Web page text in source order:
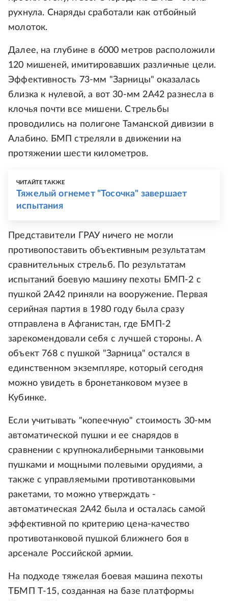
рухнула. Снаряды сработали как отбойный
молоток.
Далее, на глубине в 6000 метров расположили
120 мишеней, имитировавших различные цели.
Эффективность 73-мм "Зарницы" оказалась
близка к нулевой, а вот 30-мм 2А42 разнесла в
клочья почти все мишени. Стрельбы
проводились на полигоне Таманской дивизии в
Алабино. БМП стреляли в движении на
протяжении шести километров.
ЧИТАЙТЕ ТАКЖЕ
Тяжелый огнемет "Тосочка" завершает
испытания
Представители ГРАУ ничего не могли
противопоставить объективным результатам
сравнительных стрельб. По результатам
испытаний боевую машину пехоты БМП-2 с
пушкой 2А42 приняли на вооружение. Первая
серийная партия в 1980 году была сразу
отправлена в Афганистан, где БМП-2
зарекомендовали себя с лучшей стороны. А
объект 768 с пушкой "Зарница" остался в
единственном экземпляре, который сегодня
можно увидеть в бронетанковом музее в
Кубинке.
Если учитывать "копеечную" стоимость 30-мм
автоматической пушки и ее снарядов в
сравнении с крупнокалиберными танковыми
пушками и мощными полевыми орудиями, а
также с управляемыми противотанковыми
ракетами, то можно утверждать -
автоматическая 2А42 была и осталась самой
эффективной по критерию цена-качество
противотанковой пушкой ближнего боя в
арсенале Российской армии.
На подходе тяжелая боевая машина пехоты
ТБМП Т-15, созданная на базе платформы